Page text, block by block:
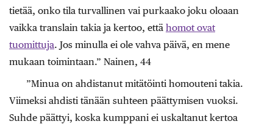
tietää, onko tila turvallinen vai purkaako joku oloaan
vaikka translain takia ja kertoo, että homot ovat
tuomittuja. Jos minulla ei ole vahva päivä, en mene
mukaan toimintaan.” Nainen, 44
”Minua on ahdistanut mitätöinti homouteni takia.
Viimeksi ahdisti tänään suhteen päättymisen vuoksi.
Suhde päättyi, koska kumppani ei uskaltanut kertoa